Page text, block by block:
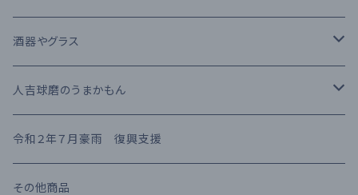
果実酒
梅酒
熊本県産 日本酒
繊月酒造
高田酒造場
高橋酒造
堤酒造
キャラクタータイプ
樽熟成
長期熟成古酒 3年以上
長期熟成古酒 10年以上
受賞酒
吟醸酒
芋焼酎
麦焼酎
ウイスキー
酒器やグラス
RIEDEL
KIHARA
人吉球磨のうまかもん
お茶・飲み物
味噌・醤油・調味料
令和２年７月豪雨 復興支援
その他商品